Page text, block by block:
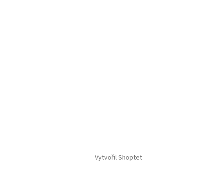
Vytvořil Shoptet